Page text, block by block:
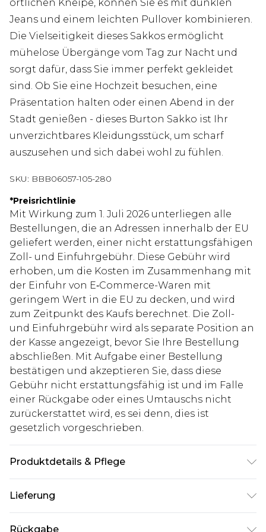
örtlichen Kneipe, können Sie es mit dunklen
Jeans und einem leichten Pullover kombinieren.
Die Vielseitigkeit dieses Sakkos ermöglicht
mühelose Übergänge vom Tag zur Nacht und
sorgt dafür, dass Sie immer perfekt gekleidet
sind. Ob Sie eine Hochzeit besuchen, eine
Präsentation halten oder einen Abend in der
Stadt genießen - dieses Burton Sakko ist Ihr
unverzichtbares Kleidungsstück, um scharf
auszusehen und sich dabei wohl zu fühlen.
SKU: BBB06057-105-280
*Preisrichtlinie
Mit Wirkung zum 1. Juli 2026 unterliegen alle
Bestellungen, die an Adressen innerhalb der EU
geliefert werden, einer nicht erstattungsfähigen
Zoll- und Einfuhrgebühr. Diese Gebühr wird
erhoben, um die Kosten im Zusammenhang mit
der Einfuhr von E‑Commerce-Waren mit
geringem Wert in die EU zu decken, und wird
zum Zeitpunkt des Kaufs berechnet. Die Zoll-
und Einfuhrgebühr wird als separate Position an
der Kasse angezeigt, bevor Sie Ihre Bestellung
abschließen. Mit Aufgabe einer Bestellung
bestätigen und akzeptieren Sie, dass diese
Gebühr nicht erstattungsfähig ist und im Falle
einer Rückgabe oder eines Umtauschs nicht
zurückerstattet wird, es sei denn, dies ist
gesetzlich vorgeschrieben.
Produktdetails & Pflege
Lycra Futter: 100% Polyester, Nur chemische
Lieferung
Deutschland Standardlieferung
€7.99
Rückgabe